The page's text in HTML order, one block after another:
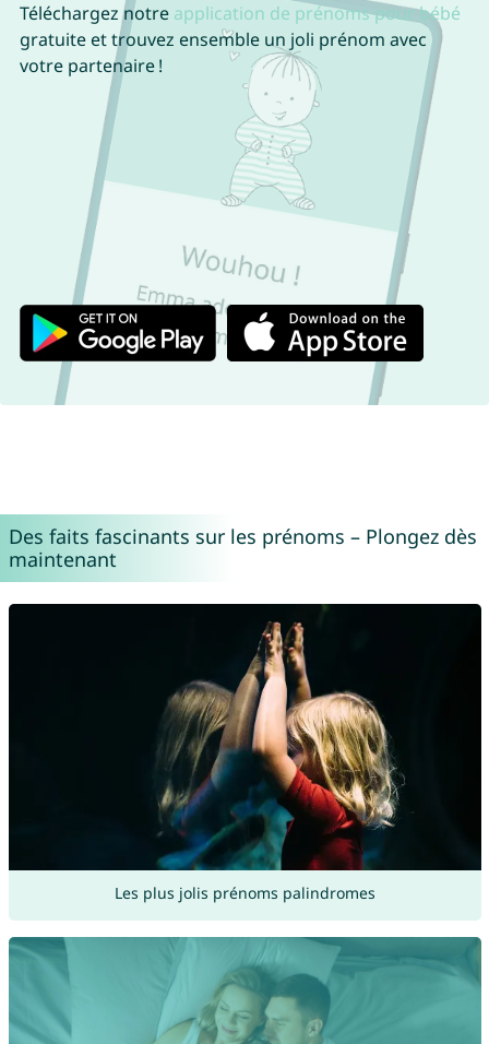
Téléchargez notre application de prénoms pour bébé
gratuite et trouvez ensemble un joli prénom avec
votre partenaire !
Des faits fascinants sur les prénoms – Plongez dès
maintenant
Les plus jolis prénoms palindromes